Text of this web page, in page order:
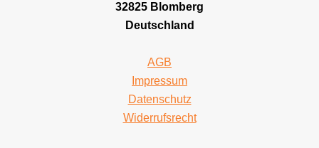
32825 Blomberg
Deutschland
AGB
Impressum
Datenschutz
Widerrufsrecht